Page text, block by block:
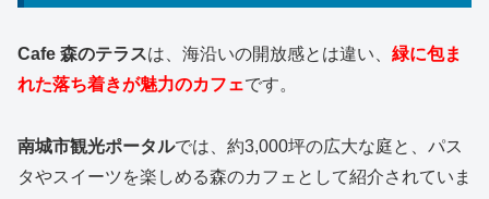
Cafe 森のテラスは、海沿いの開放感とは違い、 緑に包ま
れた落ち着きが魅力のカフェです。
南城市観光ポータルでは、約3,000坪の広大な庭と、パス
タやスイーツを楽しめる森のカフェとして紹介されていま